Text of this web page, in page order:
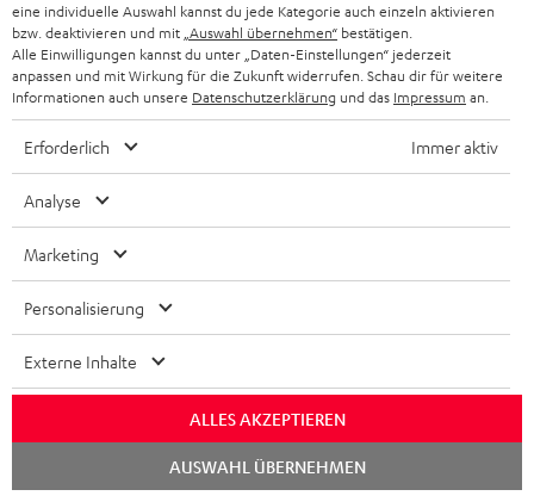
Mehr...
03.05.2015
eine individuelle Auswahl kannst du jede Kategorie auch einzeln aktivieren
bzw. deaktivieren und mit „Auswahl übernehmen“ bestätigen.
Alle Einwilligungen kannst du unter „Daten-Einstellungen“ jederzeit
anpassen und mit Wirkung für die Zukunft widerrufen. Schau dir für weitere
Informationen auch unsere Datenschutzerklärung und das Impressum an.
Erforderlich Immer aktiv
Analyse
Marketing
Personalisierung
Externe Inhalte
ALLES AKZEPTIEREN
AUSWAHL ÜBERNEHMEN